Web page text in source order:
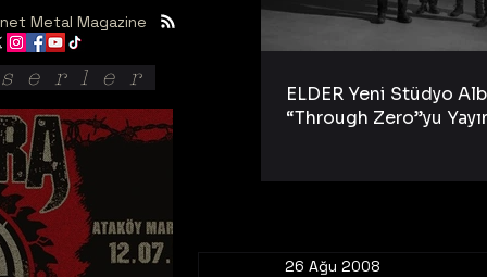
26 Ağu 2008
Metal Magazine
ELDER Yeni Stüdyo
“Through Zero”yu